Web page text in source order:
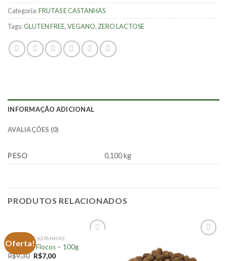
Categoria:FRUTAS E CASTANHAS
Tags:GLUTEN FREE,VEGANO, ZERO LACTOSE
INFORMAÇÃO ADICIONAL
AVALIAÇÕES (0)
PESO 0,100 kg
PRODUTOS RELACIONADOS
Oferta!
FRUTAS E CASTANHAS
Coco em Flocos – 100g
R$9,30 R$7,00